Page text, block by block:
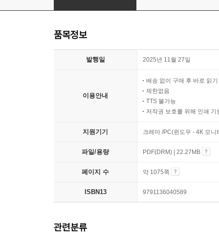
품목정보
발행일 2025년 11월 27일
이용안내
배송 없이 구매 후 바로 읽기
제한없음
TTS 불가능
저작권 보호를 위해 인쇄 기
지원기기 크레마 /PC(윈도우 - 4K 모
파일/용량 PDF(DRM) | 22.27MB
페이지 수 약 1075쪽
ISBN13 9791136040589
관련분류